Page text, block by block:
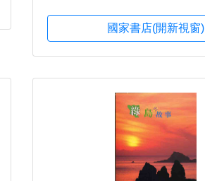
國家書店(開新視窗)